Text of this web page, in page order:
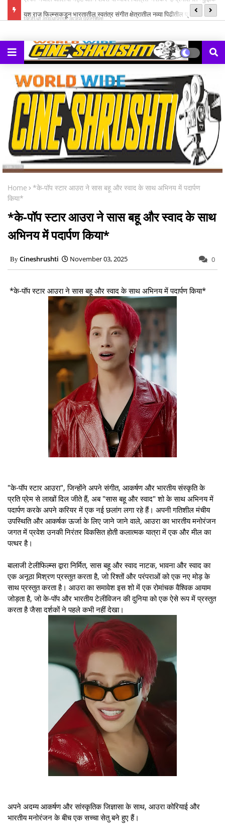
यश राज फिल्म्सकडून भारतातील स्वतंत्र संगीत क्षेत्रातील नव्या पिढीतील प्रतिभांना
Home
*के-पॉप स्टार आउरा ने सास बहू और स्वाद के साथ अभिनय में पदार्पण
किया*
*के-पॉप स्टार आउरा ने सास बहू और स्वाद के साथ
अभिनय में पदार्पण किया*
Cineshrushti November 03, 2025 0
*के-पॉप स्टार आउरा ने सास बहू और स्वाद के साथ अभिनय में पदार्पण किया*
"के-पॉप स्टार आउरा", जिन्होंने अपने संगीत, आकर्षण और भारतीय संस्कृति के
प्रति प्रेम से लाखों दिल जीते हैं, अब "सास बहू और स्वाद" शो के साथ अभिनय में
पदार्पण करके अपने करियर में एक नई छलांग लगा रहे हैं। अपनी गतिशील मंचीय
उपस्थिति और आकर्षक ऊर्जा के लिए जाने जाने वाले, आउरा का भारतीय मनोरंजन
जगत में प्रवेश उनकी निरंतर विकसित होती कलात्मक यात्रा में एक और मील का
पत्थर है।
बालाजी टेलीफिल्म्स द्वारा निर्मित, सास बहू और स्वाद नाटक, भावना और स्वाद का
एक अनूठा मिश्रण प्रस्तुत करता है, जो रिश्तों और परंपराओं को एक नए मोड़ के
साथ प्रस्तुत करता है। आउरा का समावेश इस शो में एक रोमांचक वैश्विक आयाम
जोड़ता है, जो के-पॉप और भारतीय टेलीविजन की दुनिया को एक ऐसे रूप में प्रस्तुत
करता है जैसा दर्शकों ने पहले कभी नहीं देखा।
अपने अदम्य आकर्षण और सांस्कृतिक जिज्ञासा के साथ, आउरा कोरियाई और
भारतीय मनोरंजन के बीच एक सच्चा सेतु बने हुए हैं।